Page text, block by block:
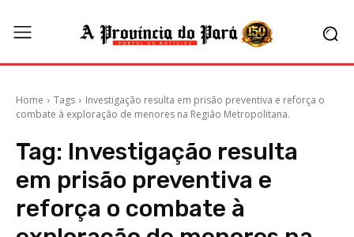
Home Tags
Investigação resulta em prisão preventiva e reforça o
combate à exploração de menores na Região Metropolitana.
Tag: Investigação resulta
em prisão preventiva e
reforça o combate à